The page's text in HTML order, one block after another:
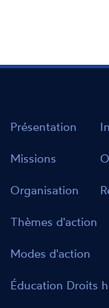
Présentation
Missions
Organisation
Thèmes d'action
Modes d'action
Éducation Droits